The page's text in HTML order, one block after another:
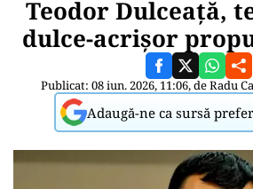
Teodor Dulceață,
dulce-acrișor
Publicat: 08 iun. 2026, 11:06, deRadu
Adaugă-ne ca sursă